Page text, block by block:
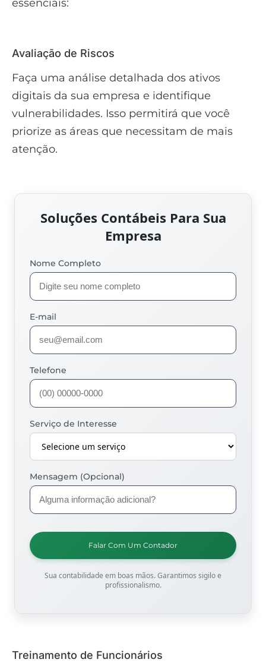
essenciais:
Avaliação de Riscos
Faça uma análise detalhada dos ativos
digitais da sua empresa e identifique
vulnerabilidades. Isso permitirá que você
priorize as áreas que necessitam de mais
atenção.
Soluções Contábeis Para Sua
Empresa
Nome Completo
E-mail
Telefone
Serviço de Interesse
Mensagem (Opcional)
Falar Com Um Contador
Sua contabilidade em boas mãos. Garantimos sigilo e
profissionalismo.
Treinamento de Funcionários